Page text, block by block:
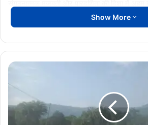
👉 44 जिलों में दावेदारों की रैंकिंग तैयार
👉 केवल टॉप-3 को ही इंटरव्यू के लिए बुलाया जा रहा
👉 पहली बार कांग्रेस ने लागू किया रैंकिंग सिस्टम
Show More
कांकेर
न्यूज़:
की